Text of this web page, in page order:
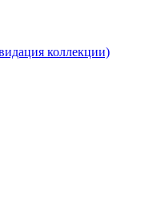
коллекции)